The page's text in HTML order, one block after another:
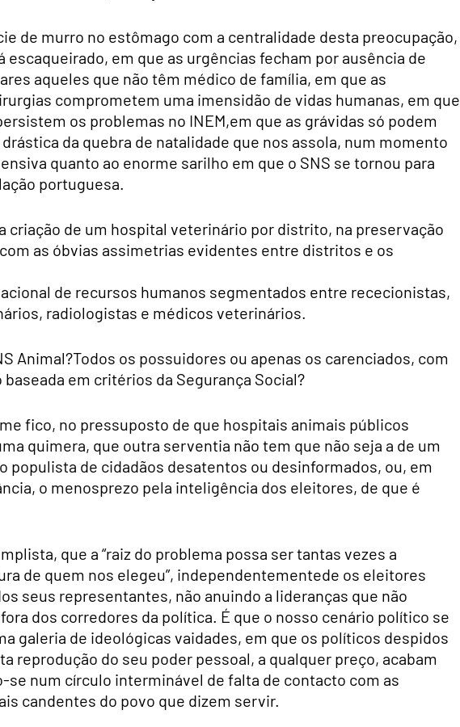
de murro no estômago com a centralidade desta preocupação,
escaqueirado, em que as urgências fecham por ausência de
aqueles que não têm médico de família, em que as
comprometem uma imensidão de vidas humanas, em que
os problemas no INEM,em que as grávidas só podem
da quebra de natalidade que nos assola, num momento
quanto ao enorme sarilho em que o SNS se tornou para
portuguesa.
criação de um hospital veterinário por distrito, na preservação
as óbvias assimetrias evidentes entre distritos e os
de recursos humanos segmentados entre rececionistas,
radiologistas e médicos veterinários.
Animal?Todos os possuidores ou apenas os carenciados, com
em critérios da Segurança Social?
fico, no pressuposto de que hospitais animais públicos
quimera, que outra serventia não tem que não seja a de um
populista de cidadãos desatentos ou desinformados, ou, em
o menosprezo pela inteligência dos eleitores, de que é
que a “raiz do problema possa ser tantas vezes a
de quem nos elegeu”, independentementede os eleitores
seus representantes, não anuindo a lideranças que não
dos corredores da política. É que o nosso cenário político se
galeria de ideológicas vaidades, em que os políticos despidos
reprodução do seu poder pessoal, a qualquer preço, acabam
se num círculo interminável de falta de contacto com as
candentes do povo que dizem servir.